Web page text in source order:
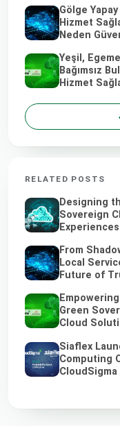
Gölge
Hizmet
Neden
Yeşil,
Bağımsız
Hizmet
RELATED POSTS
Designing
Sovereign
Experiences
From
Local
Future of
Green
Cloud
Siaflex
Computing
CloudSigma